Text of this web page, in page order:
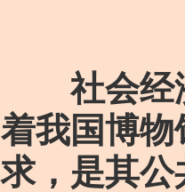
社会经
着我国博
求，是其